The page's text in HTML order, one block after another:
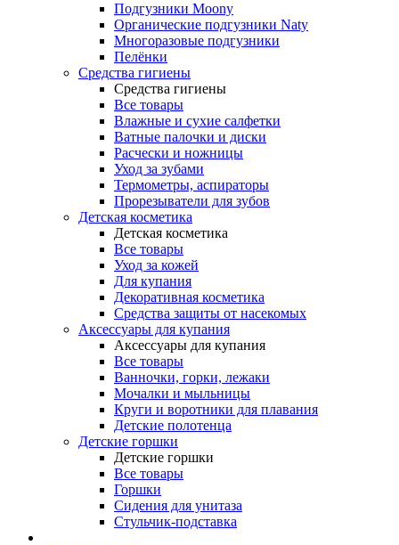
Подгузники Moony
Органические подгузники Naty
Многоразовые подгузники
Пелёнки
Средства гигиены
Средства гигиены
Все товары
Влажные и сухие салфетки
Ватные палочки и диски
Расчески и ножницы
Уход за зубами
Термометры, аспираторы
Прорезыватели для зубов
Детская косметика
Детская косметика
Все товары
Уход за кожей
Для купания
Декоративная косметика
Средства защиты от насекомых
Аксессуары для купания
Аксессуары для купания
Все товары
Ванночки, горки, лежаки
Мочалки и мыльницы
Круги и воротники для плавания
Детские полотенца
Детские горшки
Детские горшки
Все товары
Горшки
Сидения для унитаза
Стульчик-подставка